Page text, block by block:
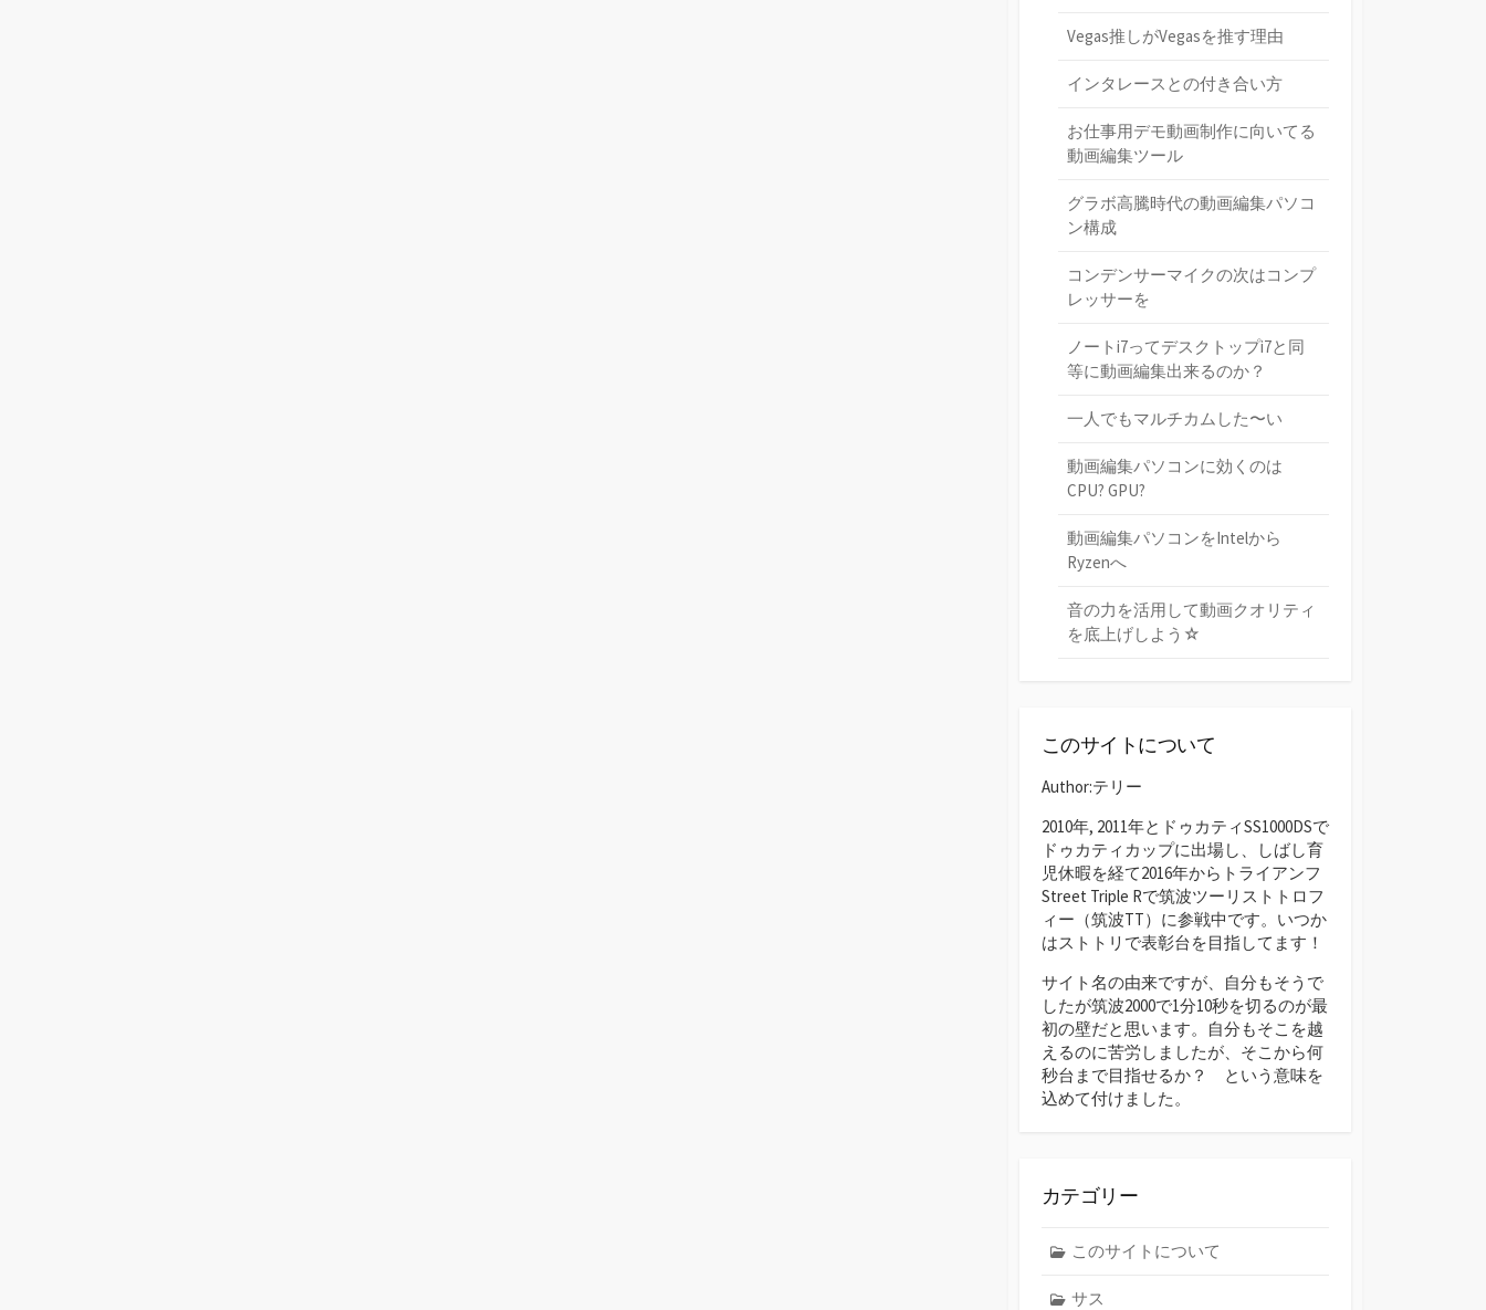
Vegas推しがVegasを推す理由
インタレースとの付き合い方
お仕事用デモ動画制作に向いてる
動画編集ツール
グラボ高騰時代の動画編集パソコ
ン構成
コンデンサーマイクの次はコンプ
レッサーを
ノートi7ってデスクトップi7と同
等に動画編集出来るのか？
一人でもマルチカムした〜い
動画編集パソコンに効くのは
CPU? GPU?
動画編集パソコンをIntelから
Ryzenへ
音の力を活用して動画クオリティ
を底上げしよう☆
このサイトについて
Author:テリー
2010年, 2011年とドゥカティSS1000DSで
ドゥカティカップに出場し、しばし育
児休暇を経て2016年からトライアンフ
Street Triple Rで筑波ツーリストトロフ
ィー（筑波TT）に参戦中です。いつか
はストトリで表彰台を目指してます！
サイト名の由来ですが、自分もそうで
したが筑波2000で1分10秒を切るのが最
初の壁だと思います。自分もそこを越
えるのに苦労しましたが、そこから何
秒台まで目指せるか？ という意味を
込めて付けました。
カテゴリー
このサイトについて
サス